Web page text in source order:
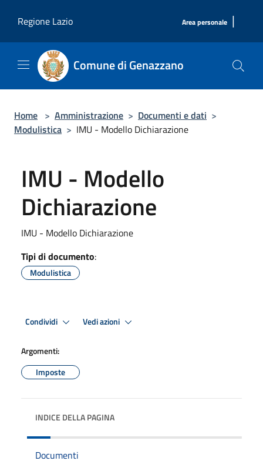
Regione Lazio
Area personale |
Comune di Genazzano
Home > Amministrazione > Documenti e dati >
Modulistica > IMU - Modello Dichiarazione
IMU - Modello
Dichiarazione
IMU - Modello Dichiarazione
Tipi di documento:
Modulistica
Condividi Vedi azioni
Argomenti:
Imposte
INDICE DELLA PAGINA
Documenti